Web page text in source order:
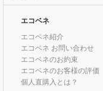
エコベネ
エコベネ紹介
エコベネ お問い合わせ
エコベネのお約束
エコベネのお客様の評価
個人直購入とは？